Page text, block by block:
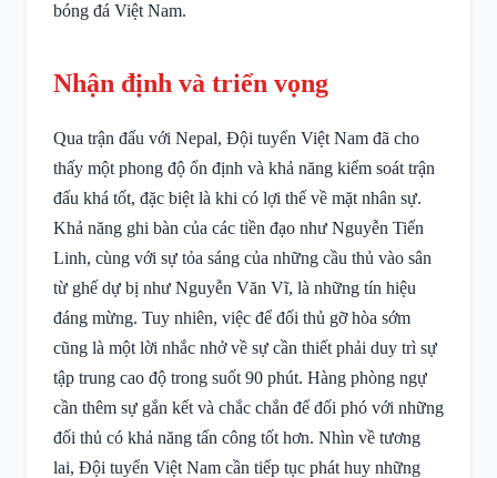
bóng đá Việt Nam.
Nhận định và triển vọng
Qua trận đấu với Nepal, Đội tuyển Việt Nam đã cho
thấy một phong độ ổn định và khả năng kiểm soát trận
đấu khá tốt, đặc biệt là khi có lợi thế về mặt nhân sự.
Khả năng ghi bàn của các tiền đạo như Nguyễn Tiến
Linh, cùng với sự tỏa sáng của những cầu thủ vào sân
từ ghế dự bị như Nguyễn Văn Vĩ, là những tín hiệu
đáng mừng. Tuy nhiên, việc để đối thủ gỡ hòa sớm
cũng là một lời nhắc nhở về sự cần thiết phải duy trì sự
tập trung cao độ trong suốt 90 phút. Hàng phòng ngự
cần thêm sự gắn kết và chắc chắn để đối phó với những
đối thủ có khả năng tấn công tốt hơn. Nhìn về tương
lai, Đội tuyển Việt Nam cần tiếp tục phát huy những